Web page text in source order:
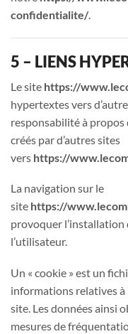
confidentialite/.
5 – LIENS
Le site https://
hypertextes vers
responsabilité à propos
créés par d’autres sites
vers https://
La navigation sur le
site https://
provoquer l’installation
l’utilisateur.
Un « cookie » est un
informations relatives à
site. Les données ainsi
mesures de